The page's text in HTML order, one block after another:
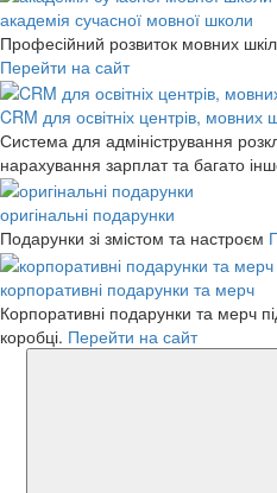
академія сучасної мовної школи
Професійний розвиток мовних
Перейти на сайт
CRM для освітніх центрів, мовних
Система для адміністрування
нарахування зарплат та багато
оригінальні подарунки
Подарунки зі змістом та настроєм
корпоративні подарунки та мерч
Корпоративні подарунки та мерч
коробці. Перейти на сайт